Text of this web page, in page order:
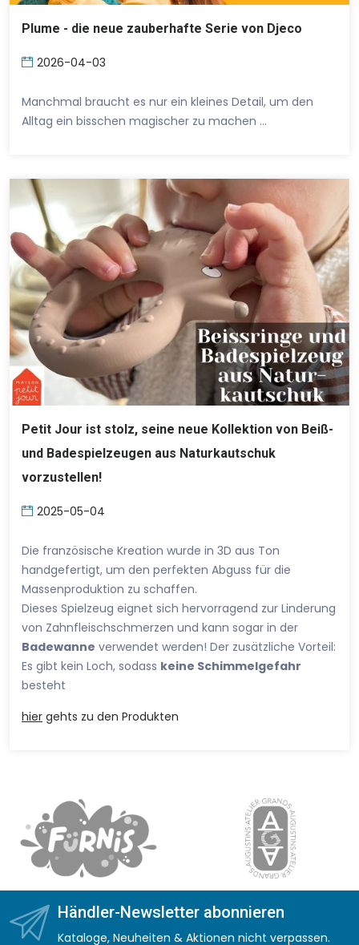
Plume - die neue zauberhafte Serie von Djeco
2026-04-03
Manchmal braucht es nur ein kleines Detail, um den
Alltag ein bisschen magischer zu machen …
Petit Jour ist stolz, seine neue Kollektion von Beiß-
und Badespielzeugen aus Naturkautschuk
vorzustellen!
2025-05-04
Die französische Kreation wurde in 3D aus Ton
handgefertigt, um den perfekten Abguss für die
Massenproduktion zu schaffen.
Dieses Spielzeug eignet sich hervorragend zur Linderung
von Zahnfleischschmerzen und kann sogar in der
Badewanne verwendet werden! Der zusätzliche Vorteil:
Es gibt kein Loch, sodass keine Schimmelgefahr
besteht
hier gehts zu den Produkten
Händler-Newsletter abonnieren
Kataloge, Neuheiten & Aktionen nicht verpassen.